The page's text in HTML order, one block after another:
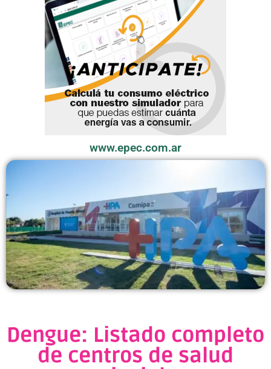
www.epec.com.ar
Dengue: Listado completo
de centros de salud